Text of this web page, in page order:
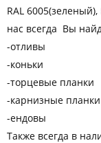
RАL
нас всегда Вы
-отливы
-коньки
-торцевые планки
-карнизные планки
-ендовы
Также всегда в